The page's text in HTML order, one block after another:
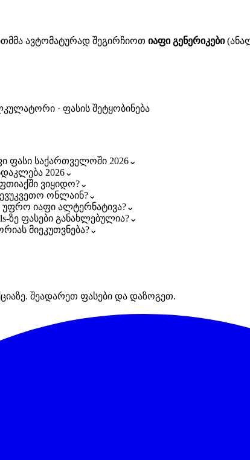
ავტომატურად შეგირჩიოთ იაფი გენერიკები
· ფასის შეტყობინება
ფასი საქართველოში 2026⌄
2026⌄
ვიყიდო?⌄
ონლაინ?⌄
უფრო იაფი ალტერნატივა?⌄
ზე ფასები განახლებულია?⌄
მიეკუთვნება?⌄
შეადარეთ ფასები და დაზოგეთ.